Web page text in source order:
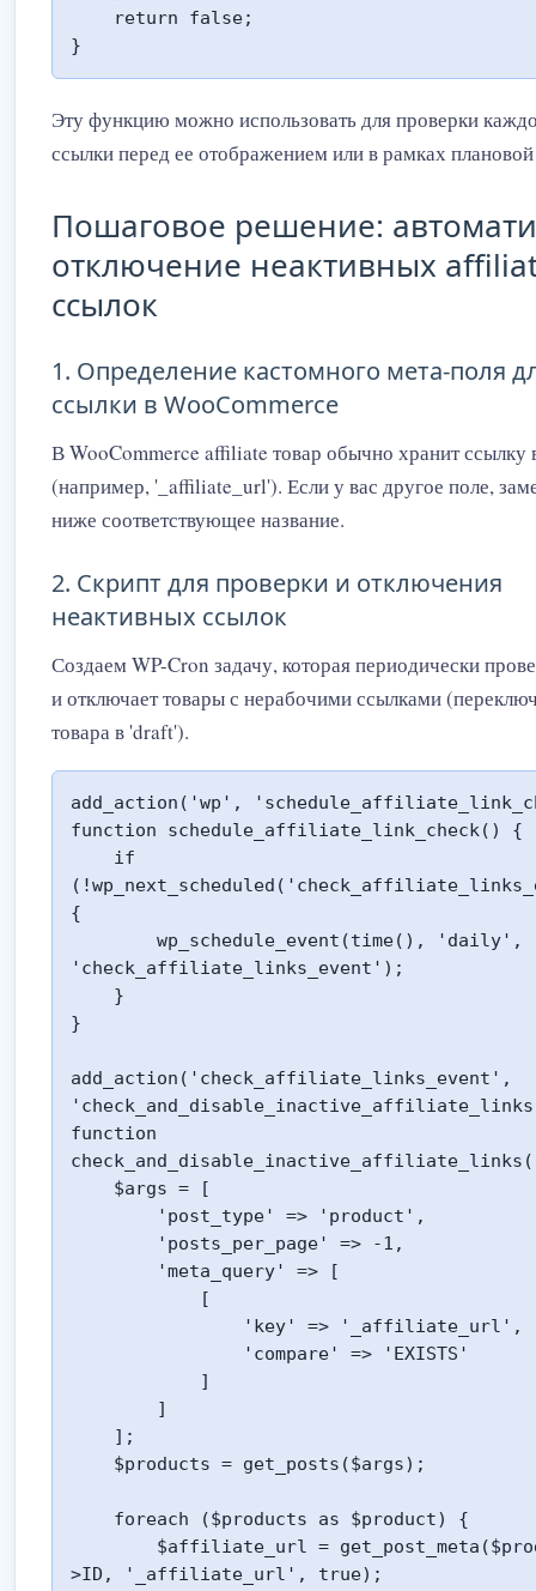
}
Эту функцию можно использовать для проверки
ссылки перед ее отображением или в рамках
Пошаговое решение:
отключение неактивных
ссылок
1. Определение кастомного мета-поля
ссылки в WooCommerce
В WooCommerce affiliate товар обычно хранит ссылку
(например, '_affiliate_url'). Если у вас другое поле,
ниже соответствующее название.
2. Скрипт для проверки и отключения
неактивных ссылок
Создаем WP-Cron задачу, которая периодически
и отключает товары с нерабочими ссылками
товара в 'draft').
add_action('wp',
function schedule_affiliate_link_check() {
{
'check_affiliate_links_event');
}
add_action('check_affiliate_links_event',
function
>ID, '_affiliate_url', true);